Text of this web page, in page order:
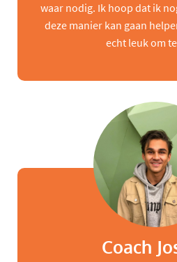
waar nodig. Ik hoop dat ik
deze manier kan gaan
echt leuk om
Coach